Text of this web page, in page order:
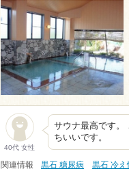
40代 女性
サウナ最高です。
ちいいです。
関連情報 黒石 糖尿病 黒石 冷え